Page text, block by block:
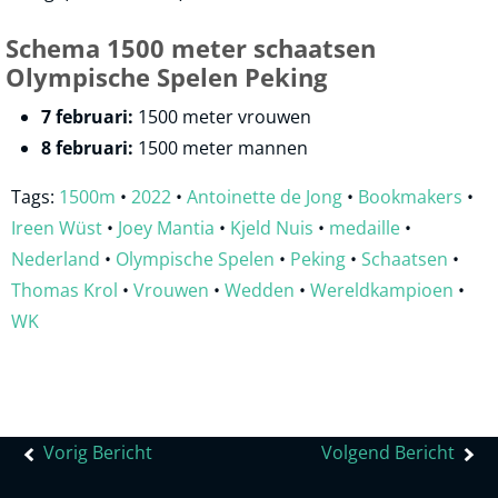
Schema 1500 meter schaatsen
Olympische Spelen Peking
7 februari: 1500 meter vrouwen
8 februari: 1500 meter mannen
Tags: 1500m • 2022 • Antoinette de Jong • Bookmakers •
Ireen Wüst • Joey Mantia • Kjeld Nuis • medaille •
Nederland • Olympische Spelen • Peking • Schaatsen •
Thomas Krol • Vrouwen • Wedden • Wereldkampioen •
WK
Bericht
Vorig Bericht Volgend Bericht